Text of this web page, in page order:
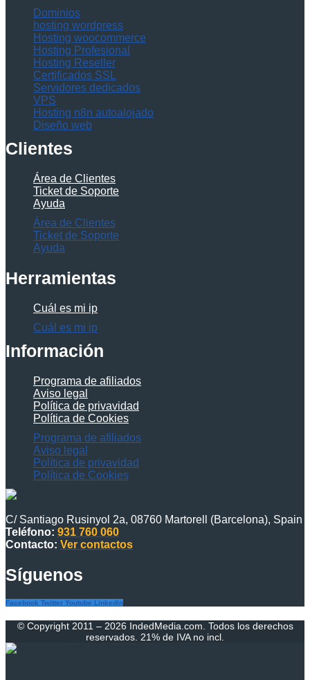
Dominios
hosting wordpress
Hosting woocommerce
Hosting Profesional
Hosting Reseller
Certificados SSL
Servidores dedicados
VPS
Hosting n8n autoalojado
Diseño web
Clientes
Área de Clientes
Ticket de Soporte
Ayuda
Área de Clientes
Ticket de Soporte
Ayuda
Herramientas
Cuál es mi ip
Cuál es mi ip
Información
Programa de afiliados
Aviso legal
Política de privavidad
Política de Cookies
Programa de afiliados
Aviso legal
Política de privavidad
Política de Cookies
C/ Santiago Rusinyol 2a, 08760 Martorell (Barcelona), Spain
Teléfono: 931 760 060
Contacto: Ver contactos
Síguenos
Facebook Twitter Youtube Linkedin
© Copyright 2011 – 2026 IndedMedia.com. Todos los derechos
reservados. 21% de IVA no incl.